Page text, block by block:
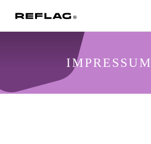
Inhalt
springen
IMPRESSUM